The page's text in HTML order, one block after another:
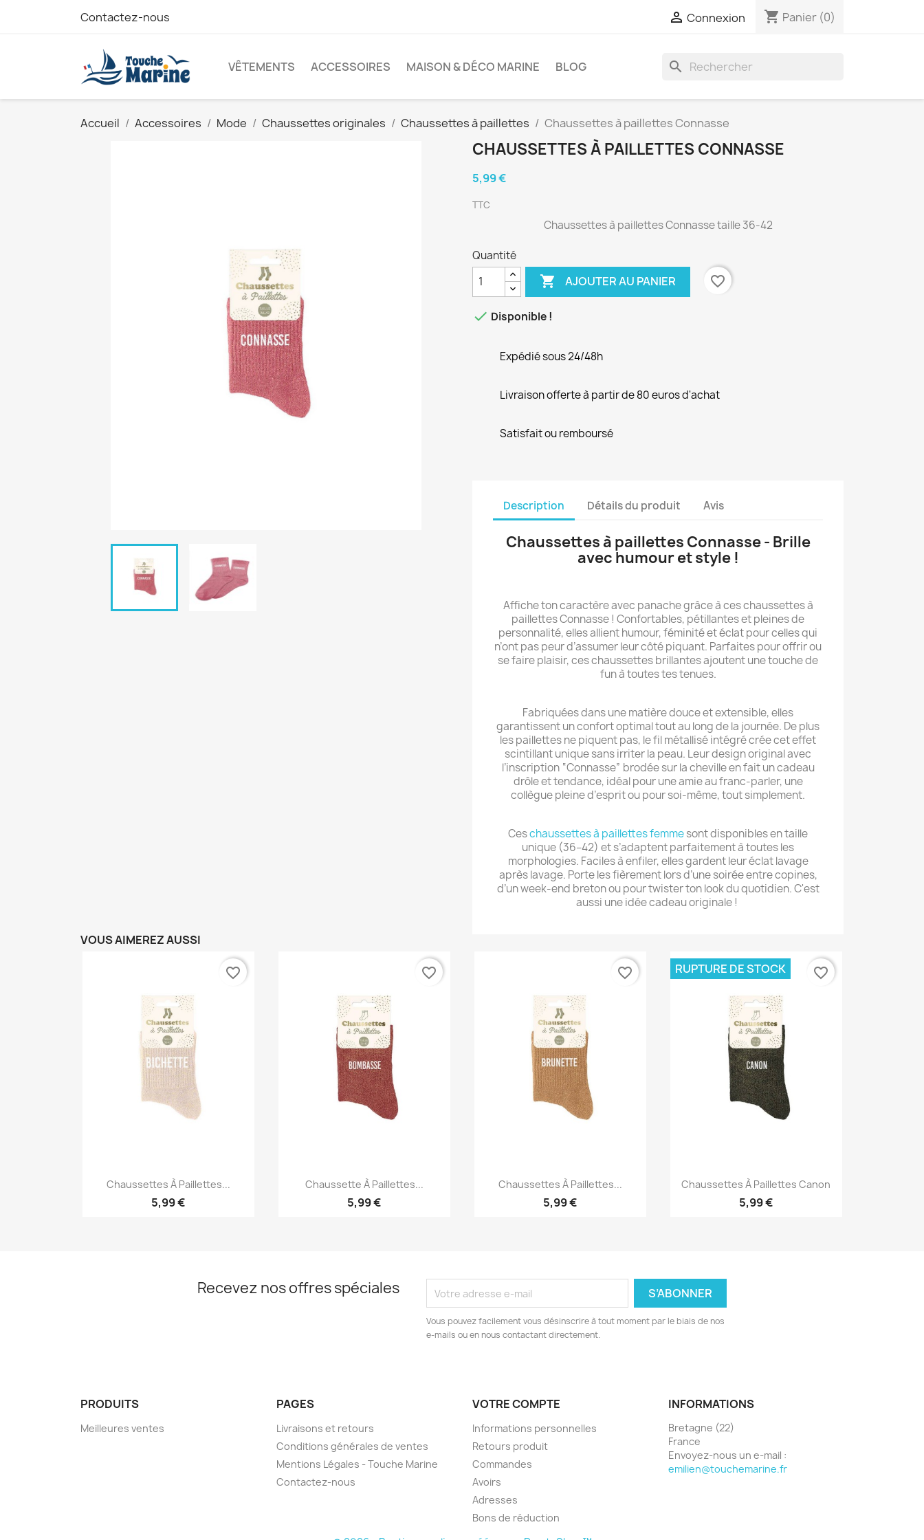
Contactez-nous  Connexion shopping_cart Panier (0)
VÊTEMENTS ACCESSOIRES MAISON & DÉCO MARINE BLOG search
Accueil Accessoires Mode Chaussettes originales Chaussettes à paillettes Chaussettes à paillettes Connasse
CHAUSSETTES À PAILLETTES CONNASSE
5,99 €
TTC
Chaussettes à paillettes Connasse taille 36-42
Quantité
 AJOUTER AU PANIER favorite_border
 Disponible !
Expédié sous 24/48h
Livraison offerte à partir de 80 euros d'achat
Satisfait ou remboursé
Description Détails du produit Avis
Chaussettes à paillettes Connasse - Brille
avec humour et style !
Affiche ton caractère avec panache grâce à ces chaussettes à
paillettes Connasse ! Confortables, pétillantes et pleines de
personnalité, elles allient humour, féminité et éclat pour celles qui
n’ont pas peur d’assumer leur côté piquant. Parfaites pour offrir ou
se faire plaisir, ces chaussettes brillantes ajoutent une touche de
fun à toutes tes tenues.
Fabriquées dans une matière douce et extensible, elles
garantissent un confort optimal tout au long de la journée. De plus
les paillettes ne piquent pas, le fil métallisé intégré crée cet effet
scintillant unique sans irriter la peau. Leur design original avec
l’inscription “Connasse” brodée sur la cheville en fait un cadeau
drôle et tendance, idéal pour une amie au franc-parler, une
collègue pleine d’esprit ou pour soi-même, tout simplement.
Ceschaussettes à paillettes femmesont disponibles en taille
unique (36–42) et s’adaptent parfaitement à toutes les
morphologies. Faciles à enfiler, elles gardent leur éclat lavage
après lavage. Porte les fièrement lors d’une soirée entre copines,
d’un week-end breton ou pour twister ton look du quotidien. C'est
aussi une idée cadeau originale !
VOUS AIMEREZ AUSSI
Aperçu rapide
Chaussettes À Paillettes...
5,99 €
favorite_border
Aperçu rapide
Chaussette À Paillettes...
5,99 €
favorite_border
Aperçu rapide
Chaussettes À Paillettes...
5,99 €
favorite_border
Aperçu rapide
Chaussettes À Paillettes Canon
5,99 €
RUPTURE DE STOCK favorite_border
Recevez nos offres spéciales
Vous pouvez facilement vous désinscrire à tout moment par le biais de nos
e-mails ou en nous contactant directement.
PRODUITS
Meilleures ventes
PAGES
Livraisons et retours
Conditions générales de ventes
Mentions Légales - Touche Marine
Contactez-nous
VOTRE COMPTE
Informations personnelles
Retours produit
Commandes
Avoirs
Adresses
Bons de réduction
INFORMATIONS
Bretagne (22)
France
Envoyez-nous un e-mail :
emilien@touchemarine.fr